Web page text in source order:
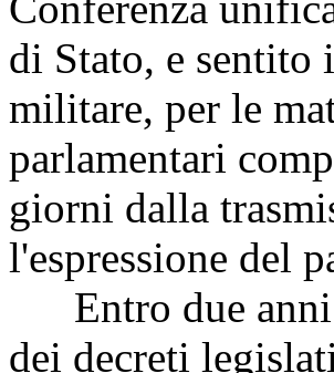
di Stato, e sentito
militare, per le
parlamentari
giorni dalla
l'espressione del
Entro due anni
dei decreti